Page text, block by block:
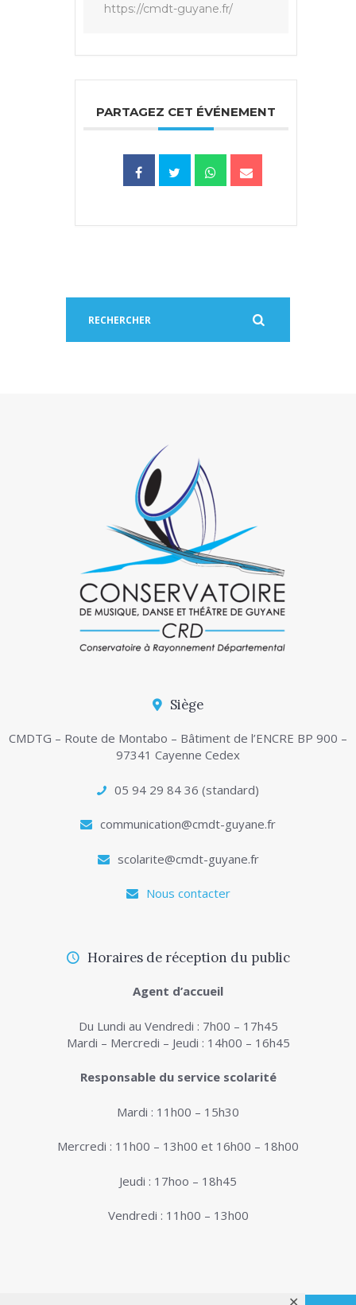
✕
https://cmdt-guyane.fr/
PARTAGEZ CET ÉVÉNEMENT
Siège
CMDTG – Route de Montabo – Bâtiment de l’ENCRE BP 900 –
97341 Cayenne Cedex
05 94 29 84 36 (standard)
communication@cmdt-guyane.fr
scolarite@cmdt-guyane.fr
Nous contacter
Horaires de réception du public
Agent d’accueil
Du Lundi au Vendredi : 7h00 – 17h45
Mardi – Mercredi – Jeudi : 14h00 – 16h45
Responsable du service scolarité
Mardi : 11h00 – 15h30
Mercredi : 11h00 – 13h00 et 16h00 – 18h00
Jeudi : 17hoo – 18h45
Vendredi : 11h00 – 13h00